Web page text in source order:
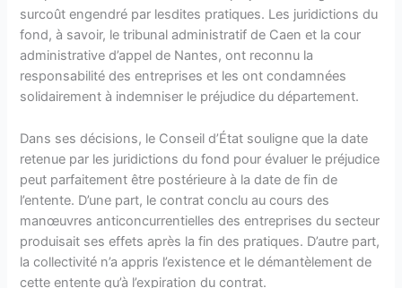
surcoût engendré par lesdites pratiques. Les juridictions du
fond, à savoir, le tribunal administratif de Caen et la cour
administrative d’appel de Nantes, ont reconnu la
responsabilité des entreprises et les ont condamnées
solidairement à indemniser le préjudice du département.
Dans ses décisions, le Conseil d’État souligne que la date
retenue par les juridictions du fond pour évaluer le préjudice
peut parfaitement être postérieure à la date de fin de
l’entente. D’une part, le contrat conclu au cours des
manœuvres anticoncurrentielles des entreprises du secteur
produisait ses effets après la fin des pratiques. D’autre part,
la collectivité n’a appris l’existence et le démantèlement de
cette entente qu’à l’expiration du contrat.